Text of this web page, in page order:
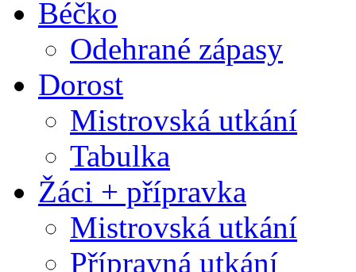
Béčko
Odehrané zápasy
Dorost
Mistrovská utkání
Tabulka
Žáci + přípravka
Mistrovská utkání
Přípravná utkání